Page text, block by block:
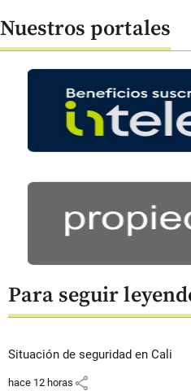
Nuestros portales
Para seguir
Situación de seguridad en Cali
hace 12 horas share